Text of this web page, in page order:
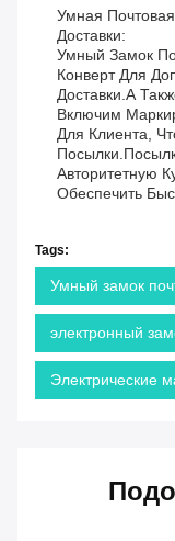
Умная
Доставки:
Умный Замок
Конверт Для
Доставки.а
Включим
Для Клиента,
Авторитетную
Обеспечить
Tags:
Умный замок
электронный
Электрические